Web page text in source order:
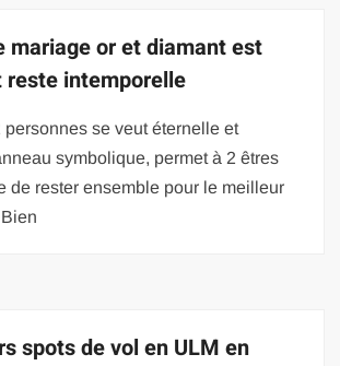
mariage or et diamant est
reste intemporelle
personnes se veut éternelle et
symbolique, permet à 2 êtres
de rester ensemble pour le meilleur
spots de vol en ULM en